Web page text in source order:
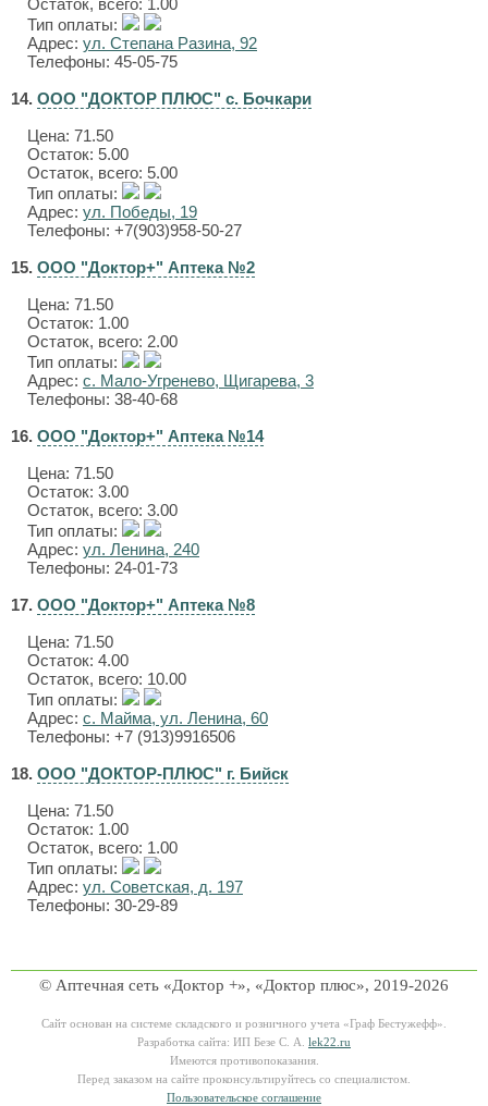
Остаток, всего: 1.00
Тип оплаты:
Адрес: ул. Степана Разина, 92
Телефоны: 45-05-75
14. ООО "ДОКТОР ПЛЮС" с. Бочкари
Цена: 71.50
Остаток: 5.00
Остаток, всего: 5.00
Тип оплаты:
Адрес: ул. Победы, 19
Телефоны: +7(903)958-50-27
15. ООО "Доктор+" Аптека №2
Цена: 71.50
Остаток: 1.00
Остаток, всего: 2.00
Тип оплаты:
Адрес: с. Мало-Угренево, Щигарева, 3
Телефоны: 38-40-68
16. ООО "Доктор+" Аптека №14
Цена: 71.50
Остаток: 3.00
Остаток, всего: 3.00
Тип оплаты:
Адрес: ул. Ленина, 240
Телефоны: 24-01-73
17. ООО "Доктор+" Аптека №8
Цена: 71.50
Остаток: 4.00
Остаток, всего: 10.00
Тип оплаты:
Адрес: с. Майма, ул. Ленина, 60
Телефоны: +7 (913)9916506
18. ООО "ДОКТОР-ПЛЮС" г. Бийск
Цена: 71.50
Остаток: 1.00
Остаток, всего: 1.00
Тип оплаты:
Адрес: ул. Советская, д. 197
Телефоны: 30-29-89
© Аптечная сеть «Доктор +», «Доктор плюс», 2019-2026
Сайт основан на системе складского и розничного учета «Граф Бестужефф».
Разработка сайта: ИП Безе С. А. lek22.ru
Имеются противопоказания.
Перед заказом на сайте проконсультируйтесь со специалистом.
Пользовательское соглашение